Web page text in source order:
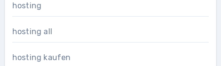
hosting
hosting all
hosting kaufen